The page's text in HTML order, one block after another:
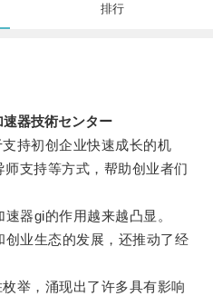
排行
器技術センター
持初创企业快速成长的机
支持等方式，帮助创业者们
器gi的作用越来越凸显。
业生态的发展，还推动了经
，涌现出了许多具有影响